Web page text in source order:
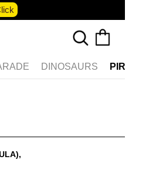
DINOSAURS PIRATES
,